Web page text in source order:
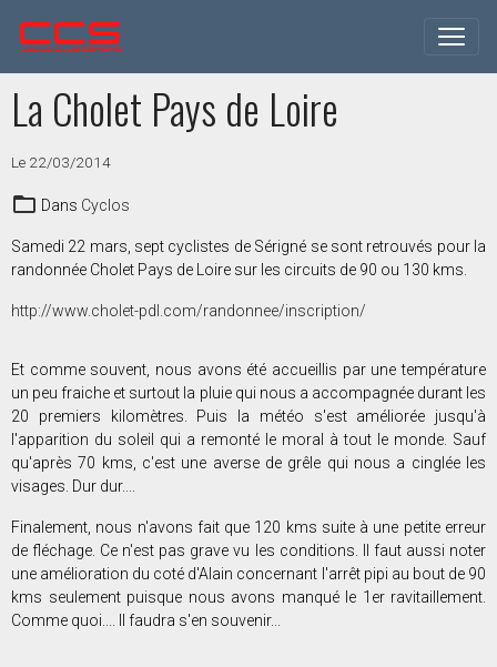
La Cholet Pays de Loire
Le 22/03/2014
Dans Cyclos
Samedi 22 mars, sept cyclistes de Sérigné se sont retrouvés pour la
randonnée Cholet Pays de Loire sur les circuits de 90 ou 130 kms.
http://www.cholet-pdl.com/randonnee/inscription/
Et comme souvent, nous avons été accueillis par une température
un peu fraiche et surtout la pluie qui nous a accompagnée durant les
20 premiers kilomètres. Puis la météo s'est améliorée jusqu'à
l'apparition du soleil qui a remonté le moral à tout le monde. Sauf
qu'après 70 kms, c'est une averse de grêle qui nous a cinglée les
visages. Dur dur....
Finalement, nous n'avons fait que 120 kms suite à une petite erreur
de fléchage. Ce n'est pas grave vu les conditions. Il faut aussi noter
une amélioration du coté d'Alain concernant l'arrêt pipi au bout de 90
kms seulement puisque nous avons manqué le 1er ravitaillement.
Comme quoi.... Il faudra s'en souvenir...